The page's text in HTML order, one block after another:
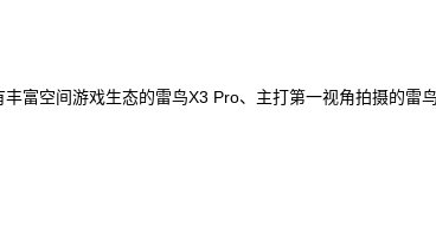
富空间游戏生态的雷鸟X3 Pro、主打第一视角拍摄的雷